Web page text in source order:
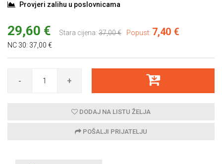
Provjeri zalihu u poslovnicama
29,60 € Stara cijena: 37,00 € Popust: 7,40 €
NC 30: 37,00 €
- +
DODAJ NA LISTU ŽELJA
POŠALJI PRIJATELJU